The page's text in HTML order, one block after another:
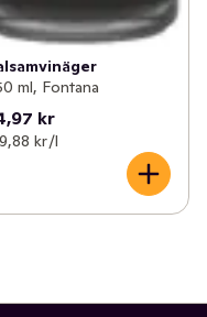
ml, Fontana
kr
kr /l